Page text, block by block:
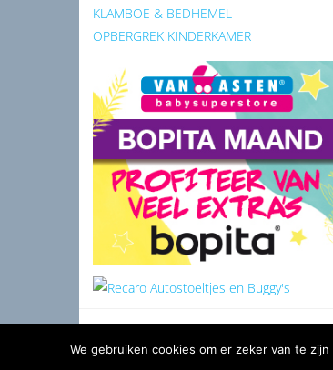
KLAMBOE & BEDHEMEL
OPBERGREK KINDERKAMER
We gebruiken cookies om er zeker van te